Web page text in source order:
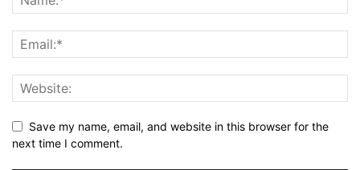
Save my name, email, and website in this browser for the
next time I comment.